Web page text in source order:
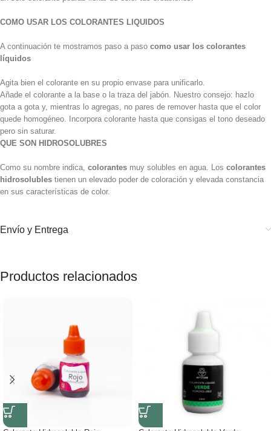
COMO USAR LOS COLORANTES LIQUIDOS
A continuación te mostramos paso a paso como usar los colorantes
líquidos
Agita bien el colorante en su propio envase para unificarlo.
Añade el colorante a la base o la traza del jabón. Nuestro consejo: hazlo
gota a gota y, mientras lo agregas, no pares de remover hasta que el color
quede homogéneo. Incorpora colorante hasta que consigas el tono deseado
pero sin saturar.
QUE SON HIDROSOLUBRES
Como su nombre indica, colorantes muy solubles en agua. Los colorantes
hidrosolubles tienen un elevado poder de coloración y elevada constancia
en sus características de color.
Envío y Entrega
Productos relacionados